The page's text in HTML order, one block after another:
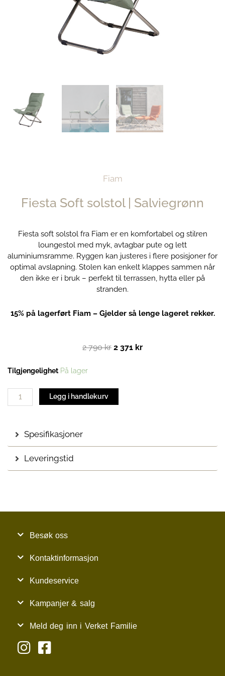
Fiam
Fiesta Soft solstol | Salviegrønn
Fiesta soft solstol fra Fiam er en komfortabel og stilren
loungestol med myk, avtagbar pute og lett
aluminiumsramme. Ryggen kan justeres i flere posisjoner for
optimal avslapning. Stolen kan enkelt klappes sammen når
den ikke er i bruk – perfekt til terrassen, hytta eller på
stranden.
15% på lagerført Fiam – Gjelder så lenge lageret rekker.
2 790kr Opprinnelig
790 kr.
2 371 krNåværende
Tilgjengelighet På lager
Fiesta
| Salviegrønn
Legg i handlekurv
Spesifikasjoner
Leveringstid
Besøk oss
Kontaktinformasjon
Kundeservice
Kampanjer & salg
Meld deg inn i Verket Familie